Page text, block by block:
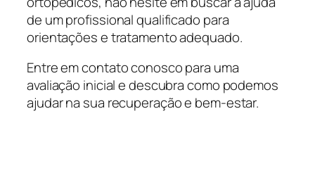
de um profissional qualificado para
orientações e tratamento adequado.
Entre em contato conosco para uma
avaliação inicial e descubra como podemos
ajudar na sua recuperação e bem-estar.